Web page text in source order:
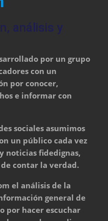
análisis y
por un grupo
con un
por conocer,
e informar con
sociales asumimos
un público cada vez
noticias fidedignas,
contar la verdad.
el análisis de la
general de
por hacer escuchar